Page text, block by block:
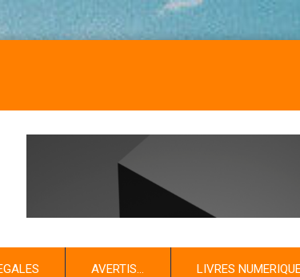
AVERTIS… LIVRES